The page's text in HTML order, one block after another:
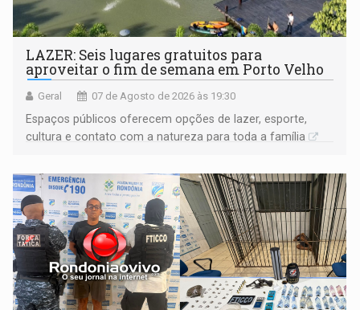
LAZER: Seis lugares gratuitos para
aproveitar o fim de semana em Porto Velho
Geral 07 de Agosto de 2026 às 19:30
Espaços públicos oferecem opções de lazer, esporte,
cultura e contato com a natureza para toda a família